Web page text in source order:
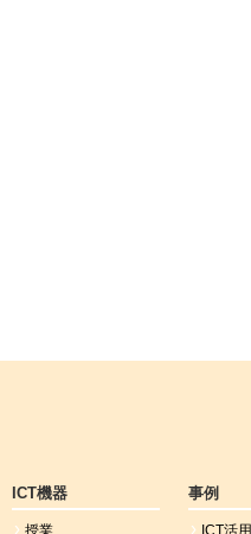
ICT機器
授業
事例
ICT活用